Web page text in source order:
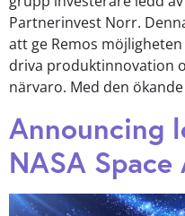
Partnerinvest Norr.
att ge Remos
driva produktinnovation
närvaro. Med den
Announcing
NASA